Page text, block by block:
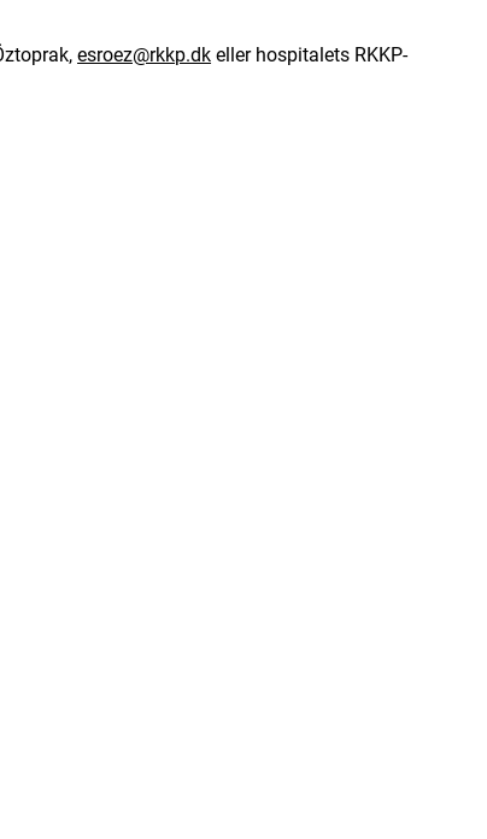
esroez@rkkp.dk eller hospitalets RKKP-